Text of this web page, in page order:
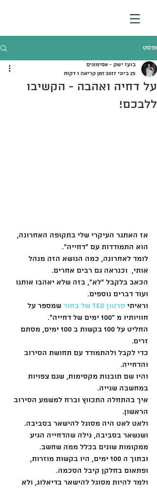
פוסט
על דחיה ואהבה - הקשיבו
ללבכם!
בועז ישק - אסימונים
25 ביוני 2017
זמן קריאה 1 דקות
אז האתגר העיקרי שלי בתקופה האחרונה,
הוא התמודדות עם "דחייה".
לומד לאחרונה, כמה הנושא הזה מנהל
אותי,  וכנראה גם רבים אחרים.
הכאב בלקבל "לא", בזה שלא יאהבו אותנו
ועוד דברים נוספים.
וראיתי סרטון TED של בחור
שמספר על
חוויותיו מ "100 ימים של דחייה".
החליט על 100 בקשות ב 100 ימים, מסתם
זרים.
כדי לקבל ולהתמודד עם תחושת הסירוב
והדחייה.
והיו שם תובנות מקסימות, שגם צפויות
במחשבה שנייה.
איך בהתחלה התכווץ וברח למשמע הסירוב
הראשון.
ולאט לאט היה מסוגל להישאר בסביבה.
ושנשאר בסביבה, גילה שהדחייה הגיע
ממקומות שונים בכלל ממה שחשב.
ובתוך ה 100 ימים, היו בקשות מוזרות,
ופתאום בחלקן קיבל הסכמה.
ולמד להיות מסוגל להישאר בדיאלוג, ולא